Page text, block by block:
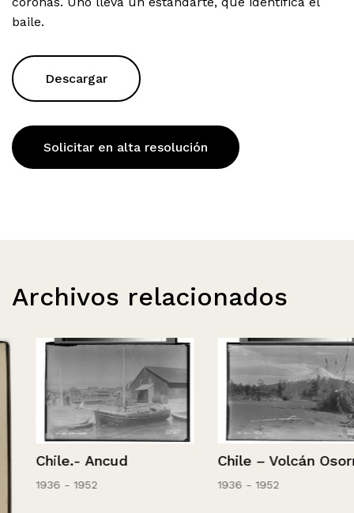
baile.
Descargar
Solicitar en alta resolución
Archivos relacionados
Chile.- Ancud
1936 - 1952
Chile – Volcán Osorno.
1936 - 1952